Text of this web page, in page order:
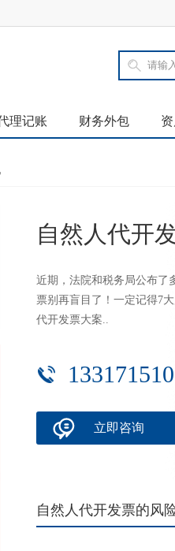
理记账 财务外包
自然人代开
近期，法院和税务局公布了
票别再盲目了！一定记得7
代开发票大案..
立即咨询
自然人代开发票的风